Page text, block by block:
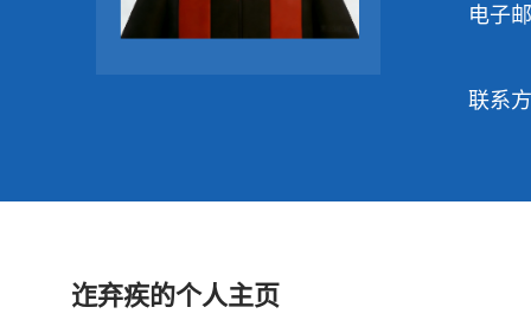
电子
联系
迮弃疾的个人主页